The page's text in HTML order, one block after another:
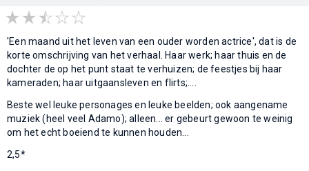
'Een maand uit het leven van een ouder worden actrice', dat is de
korte omschrijving van het verhaal. Haar werk; haar thuis en de
dochter de op het punt staat te verhuizen; de feestjes bij haar
kameraden; haar uitgaansleven en flirts;....
Beste wel leuke personages en leuke beelden; ook aangename
muziek (heel veel Adamo); alleen... er gebeurt gewoon te weinig
om het echt boeiend te kunnen houden...
2,5*